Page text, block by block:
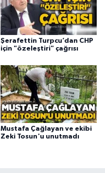
Şerafettin Turpcu’dan CHP
için "özeleştiri" çağrısı
Mustafa Çağlayan ve ekibi
Zeki Tosun'u unutmadı